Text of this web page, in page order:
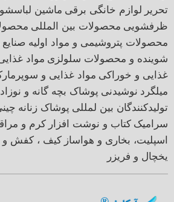
تحریر لوازم خانگی برقی ماشین
ظرفشویی محصولات بین المللی
محصولات پتروشیمی و مواد اولیه صنایع
شوینده و محصولات سلولزی مواد
غذایی و خوراکی مواد غذایی و
میلگرد نوشیدنی پوشاک بچه گانه و
تولیدکنندگان بین لمللی پوشاک زنانه
سرامیک کتاب و نوشت افزار کرم و
اسپلیت، بخاری و هواساز کیف ، کفش
یخچال و فریزر